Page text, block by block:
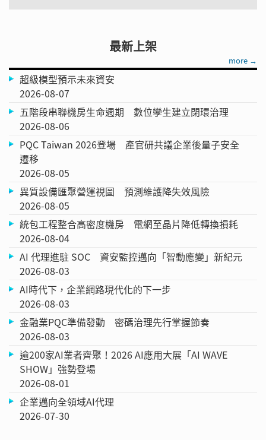
最新上架
more →
超級模型預示未來資安
2026-08-07
五階段串聯機房生命週期 數位孿生建立閉環治理
2026-08-06
PQC Taiwan 2026登場 產官研共議企業後量子安全
遷移
2026-08-05
異質設備匯聚營運視圖 預測維護降失效風險
2026-08-05
統包工程整合高密度機房 電網至晶片降低轉換損耗
2026-08-04
AI 代理進駐 SOC 資安監控邁向「智動應變」新紀元
2026-08-03
AI時代下，企業網路現代化的下一步
2026-08-03
金融業PQC準備發動 密碼治理先行掌握節奏
2026-08-03
逾200家AI業者齊聚！2026 AI應用大展「AI WAVE
SHOW」強勢登場
2026-08-01
企業邁向全領域AI代理
2026-07-30